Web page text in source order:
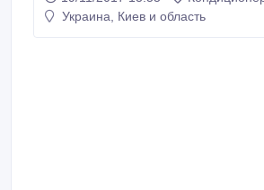
Подходит для использования в
Украина, Киев и область